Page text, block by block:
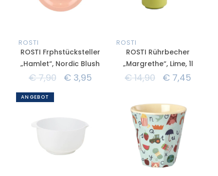
ROSTI
ROSTI Frphstücksteller
„Hamlet“, Nordic Blush
€7,90 €3,95
ROSTI
ROSTI Rührbecher
„Margrethe“, Lime, 1l
€14,90 € 7,45
ANGEBOT